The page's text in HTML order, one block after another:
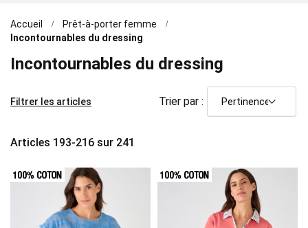
Accueil
Prêt-à-porter femme
Incontournables du dressing
Incontournables du dressing
Articles 193-216 sur 241
Trier par :
Filtrer les articles